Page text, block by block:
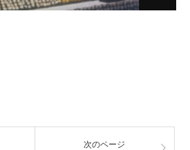
次のページ